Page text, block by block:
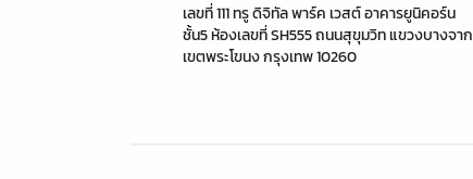
เลขที่ 111 ทรู ดิจิทัล พาร์ค เวสต์ อาคารยูนิคอร์น
ชั้น5 ห้องเลขที่ SH555 ถนนสุขุมวิท แขวงบางจาก
เขตพระโขนง กรุงเทพ 10260